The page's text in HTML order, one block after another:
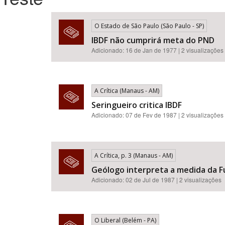
Área de Levantamento
O Estado de São Paulo (São Paulo - SP)
IBDF não cumprirá meta do PND
Adicionado: 16 de Jan de 1977 | 2 visualizações
A Crítica (Manaus - AM)
Seringueiro critica IBDF
Adicionado: 07 de Fev de 1987 | 2 visualizações
A Crítica, p. 3 (Manaus - AM)
Geólogo interpreta a medida da
Adicionado: 02 de Jul de 1987 | 2 visualizações
O Liberal (Belém - PA)